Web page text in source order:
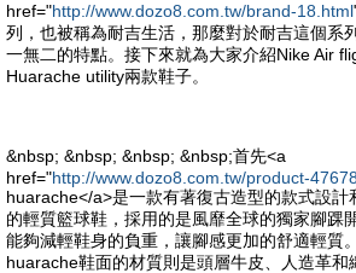
href="http://www.dozo8.com.tw/brand-18.html
列，也被稱為耐吉生活，那麼對於耐吉這個系
一無二的特點。接下來就為大家介紹Nike Air
Huarache utility兩款鞋子。
&nbsp; &nbsp; &nbsp; &nbsp;首先<a
href="http://www.dozo8.com.tw/product-
huarache</a>是一款有著復古造型的款式設計
的輕質籃球鞋，採用的是風靡全球的獨家腳踝
能夠減輕鞋身的負重，讓腳感更加的舒適輕質
huarache鞋面的材質則是頭層牛皮、人造革和